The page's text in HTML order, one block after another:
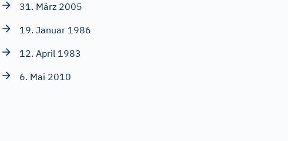
31. März 2005
19. Januar 1986
12. April 1983
6. Mai 2010